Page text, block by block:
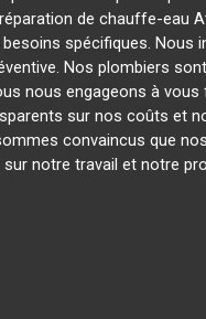
de chauffe-eau
spécifiques.
Nos plombiers
nous engageons à
sur nos coûts et
convaincus que
sur notre travail et notre